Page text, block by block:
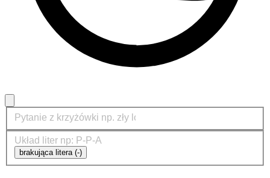
brakująca litera (-)